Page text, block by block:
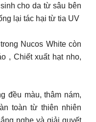
cho da từ sâu bên
lại tác hại từ tia UV
Nucos White còn
, Chiết xuất hạt nho,
đều màu, thâm nám,
toàn từ thiên nhiên
nghe và giải quyết